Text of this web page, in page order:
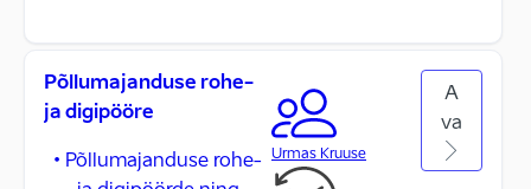
Põllumajanduse rohe-
ja digipööre
• Põllumajanduse rohe-
Urmas Kruuse
A
va